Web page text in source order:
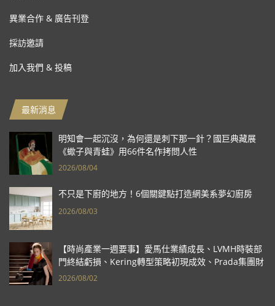
異業合作 & 廣告刊登
採訪邀請
加入我們 & 投稿
最新消息
明知會一起沉沒，為何還是刺下那一針？國巨典藏展
《蠍子與青蛙》用66件名作拷問人性
2026/08/04
不只是下廚的地方！6個關鍵點打造網美系夢幻廚房
2026/08/03
【時尚產業一週要事】愛馬仕業績成長、LVMH時裝部
門終結虧損、Kering轉型策略初現成效、Prada集團財
報亮眼
2026/08/02